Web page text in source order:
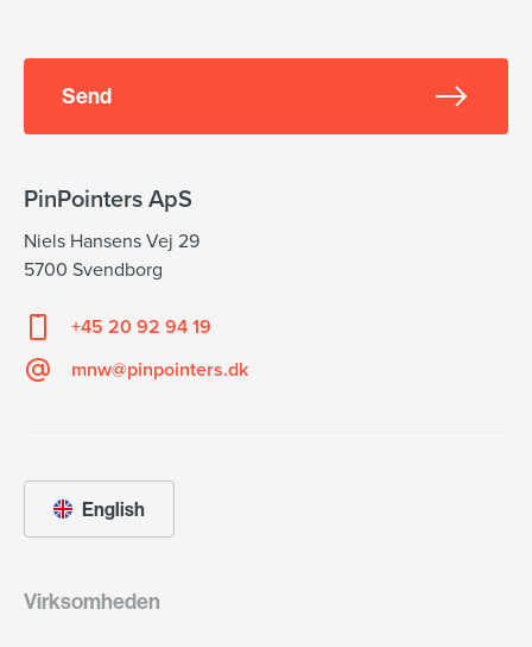
Send
PinPointers ApS
Niels Hansens Vej 29
5700 Svendborg
+45 20 92 94 19
mnw@pinpointers.dk
Virksomheden
English